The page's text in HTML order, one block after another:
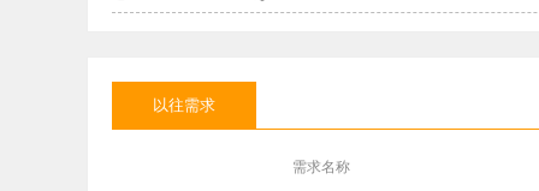
以往需求
需求名称